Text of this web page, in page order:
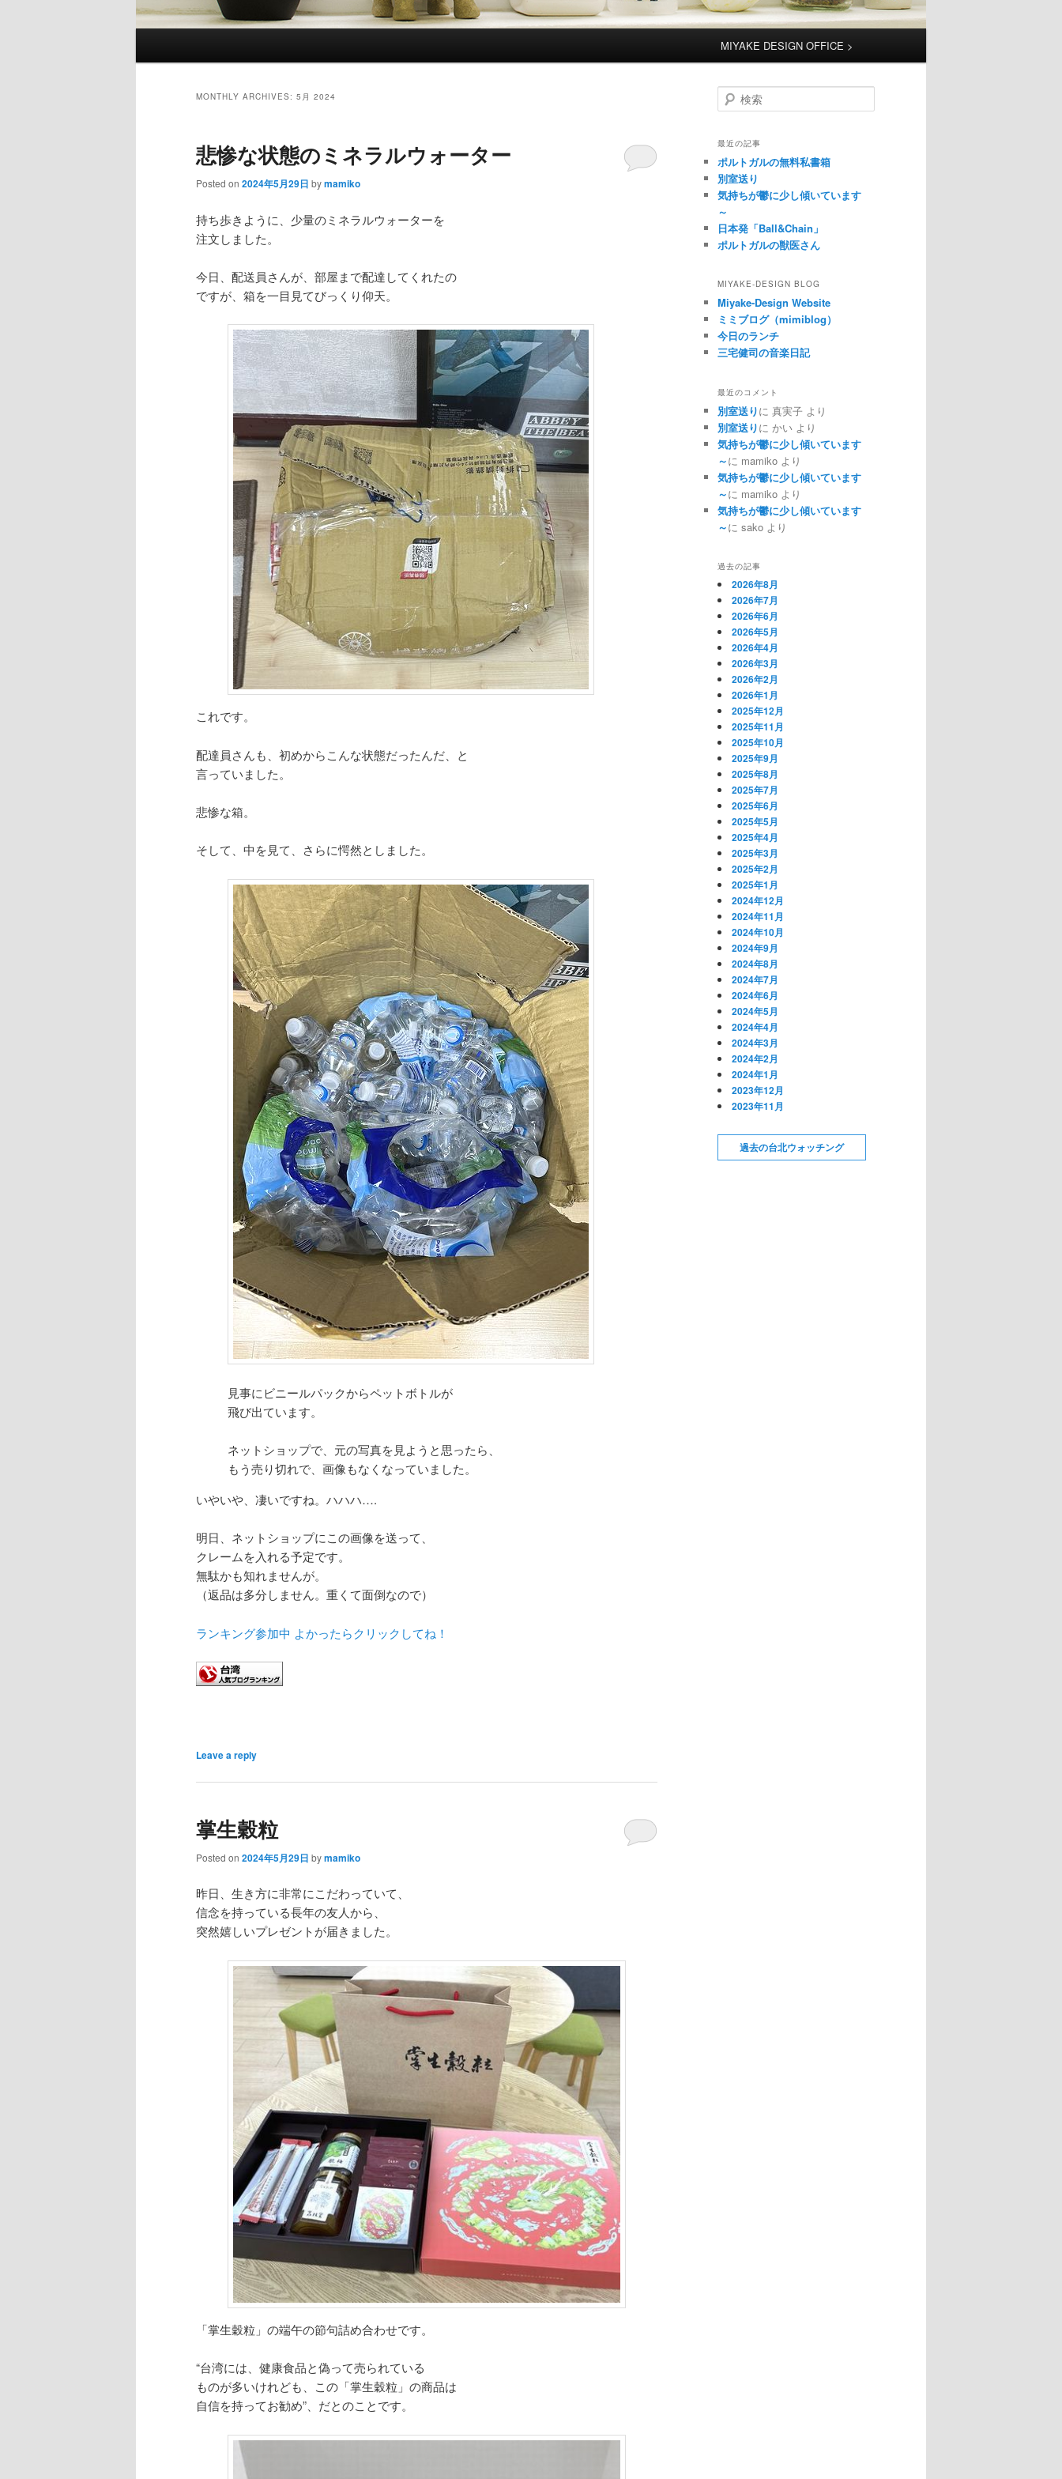
MIYAKE DESIGN OFFICE >
MONTHLY ARCHIVES: 5月 2024
悲惨な状態のミネラルウォーター
Posted on 2024年5月29日 bymamiko
持ち歩きように、少量のミネラルウォーターを
注文しました。
今日、配送員さんが、部屋まで配達してくれたの
ですが、箱を一目見てびっくり仰天。
これです。
配達員さんも、初めからこんな状態だったんだ、と
言っていました。
悲惨な箱。
そして、中を見て、さらに愕然としました。
見事にビニールパックからペットボトルが
飛び出ています。
ネットショップで、元の写真を見ようと思ったら、
もう売り切れで、画像もなくなっていました。
いやいや、凄いですね。ハハハ….
明日、ネットショップにこの画像を送って、
クレームを入れる予定です。
無駄かも知れませんが。
（返品は多分しません。重くて面倒なので）
ランキング参加中 よかったらクリックしてね！
Leave a reply
掌生穀粒
Posted on 2024年5月29日 bymamiko
昨日、生き方に非常にこだわっていて、
信念を持っている長年の友人から、
突然嬉しいプレゼントが届きました。
「掌生穀粒」の端午の節句詰め合わせです。
“台湾には、健康食品と偽って売られている
ものが多いけれども、この「掌生穀粒」の商品は
自信を持ってお勧め”、だとのことです。
検
索
最近の記事
ポルトガルの無料私書箱
別室送り
気持ちが鬱に少し傾いています
～
日本発「Ball&Chain」
ポルトガルの獣医さん
MIYAKE-DESIGN BLOG
Miyake-Design Website
ミミブログ（mimiblog）
今日のランチ
三宅健司の音楽日記
最近のコメント
別室送りに 真実子 より
別室送りに かい より
気持ちが鬱に少し傾いています
～に mamiko より
気持ちが鬱に少し傾いています
～に mamiko より
気持ちが鬱に少し傾いています
～に sako より
過去の記事
2026年8月
2026年7月
2026年6月
2026年5月
2026年4月
2026年3月
2026年2月
2026年1月
2025年12月
2025年11月
2025年10月
2025年9月
2025年8月
2025年7月
2025年6月
2025年5月
2025年4月
2025年3月
2025年2月
2025年1月
2024年12月
2024年11月
2024年10月
2024年9月
2024年8月
2024年7月
2024年6月
2024年5月
2024年4月
2024年3月
2024年2月
2024年1月
2023年12月
2023年11月
過去の台北ウォッチング